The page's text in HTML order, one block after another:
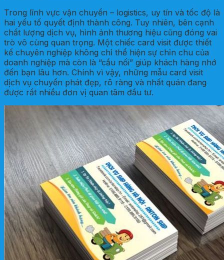
Trong lĩnh vực vận chuyển – logistics, uy tín và tốc độ là
hai yếu tố quyết định thành công. Tuy nhiên, bên cạnh
chất lượng dịch vụ, hình ảnh thương hiệu cũng đóng vai
trò vô cùng quan trọng. Một chiếc card visit được thiết
kế chuyên nghiệp không chỉ thể hiện sự chỉn chu của
doanh nghiệp mà còn là “cầu nối” giúp khách hàng nhớ
đến bạn lâu hơn. Chính vì vậy, những mẫu card visit
dịch vụ chuyển phát đẹp, rõ ràng và nhất quán đang
được rất nhiều đơn vị quan tâm đầu tư.